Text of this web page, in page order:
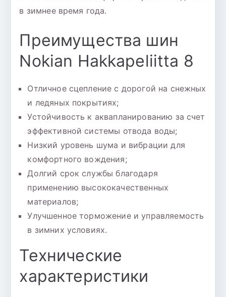
в зимнее время года.
Преимущества шин
Nokian Hakkapeliitta 8
Отличное сцепление с дорогой на снежных
и ледяных покрытиях;
Устойчивость к аквапланированию за счет
эффективной системы отвода воды;
Низкий уровень шума и вибрации для
комфортного вождения;
Долгий срок службы благодаря
применению высококачественных
материалов;
Улучшенное торможение и управляемость
в зимних условиях.
Технические
характеристики